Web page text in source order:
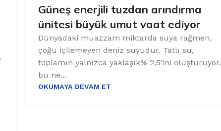
Güneş enerjili tuzdan arındırma
ünitesi büyük umut vaat ediyor
Dünyadaki muazzam miktarda suya rağmen,
çoğu içilemeyen deniz suyudur. Tatlı su,
toplamın yalnızca yaklaşık% 2,5'ini oluşturuyor,
bu ne...
OKUMAYA DEVAM ET